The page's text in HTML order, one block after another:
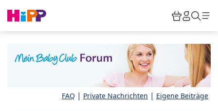
HiPP
FAQ | Private Nachrichten | Eigene Beiträge